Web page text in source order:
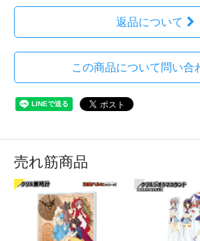
返品について
この商品について問い合
売れ筋商品